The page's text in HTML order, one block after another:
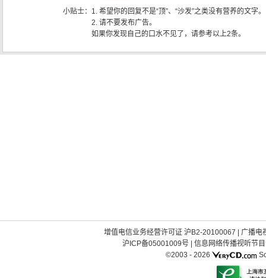
小贴士： 1. 希望你的回复不是“顶”、“沙发”之类没有营养的文字。
2. 请不要发布广告。
如果你发现自己的口水不见了，请参考以上2条。
增值电信业务经营许可证 沪B2-20100067
广播电
沪ICP备05001009号| 信息网络传播视听节
©2003 - 2026